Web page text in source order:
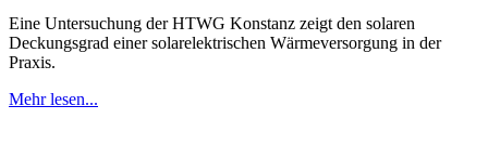
Eine Untersuchung der HTWG Konstanz zeigt den solaren
Deckungsgrad einer solarelektrischen Wärmeversorgung in der
Praxis.
Mehr lesen...